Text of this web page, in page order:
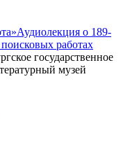
Аудиолекция о 189-
работах
государственное
музей